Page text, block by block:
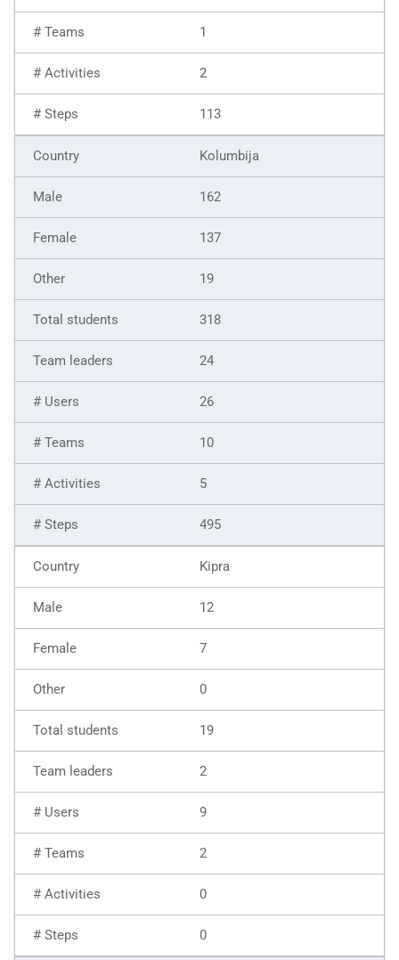
1
2
113
Kolumbija
162
137
19
318
24
26
10
5
495
Kipra
12
7
0
19
2
9
2
0
0